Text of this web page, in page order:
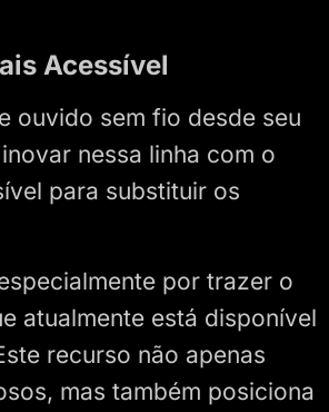
Acessível
ouvido sem fio desde seu
nessa linha com o
para substituir os
por trazer o
atualmente está disponível
recurso não apenas
mas também posiciona